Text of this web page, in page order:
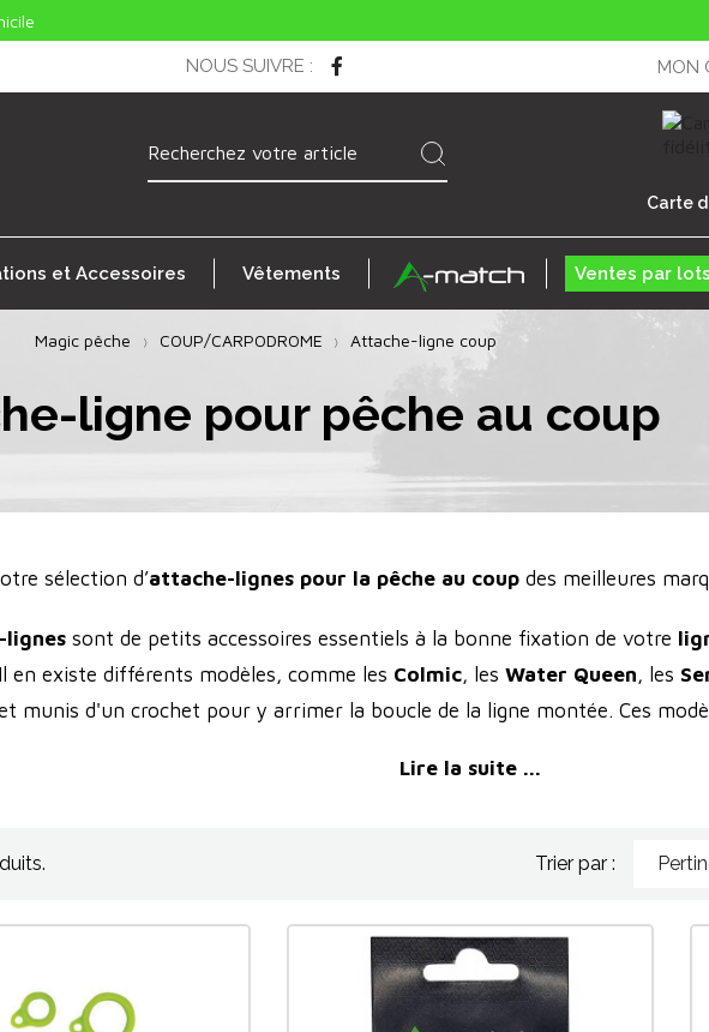
NOUS SUIVRE : MON
Carte
et Accessoires Vêtements Ventes par lots
Magic pêche COUP/CARPODROME Attache-ligne coup
ligne pour pêche au coup
sélection d’attache-lignes pour la pêche au coup des meilleures
lignes sont de petits accessoires essentiels à la bonne fixation de votre
en existe différents modèles, comme les Colmic, les Water Queen, les
munis d'un crochet pour y arrimer la boucle de la ligne montée. Ces
Lire la suite ...
Trier par :